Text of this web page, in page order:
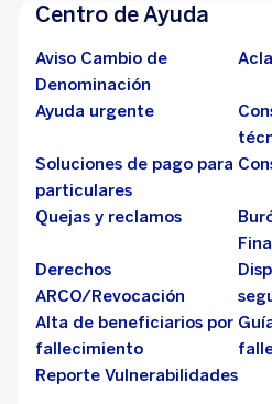
Centro de Ayuda
Aviso Cambio de
Denominación
Ayuda urgente
Soluciones de pago para
particulares
Quejas y reclamos
Derechos
ARCO/Revocación
Alta de beneficiarios por
fallecimiento
Reporte Vulnerabilidades